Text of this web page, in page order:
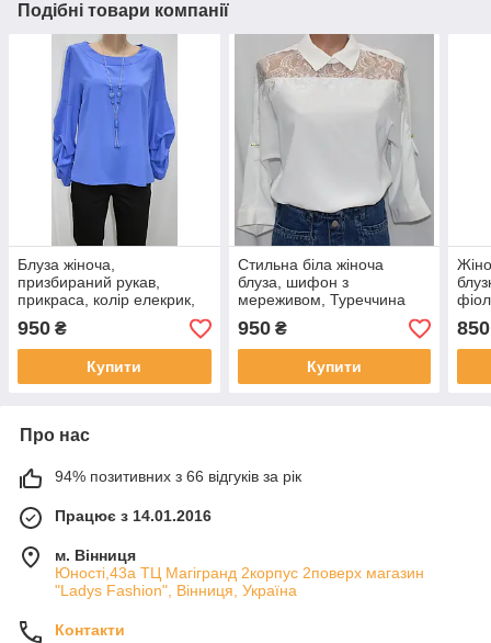
Подібні товари компанії
Блуза жіноча,
призбираний рукав,
прикраса, колір елекрик,
950 ₴
Купити
Стильна біла жіноча
блуза, шифон з
мереживом, Туреччина
950₴
Купити
850
Про нас
94% позитивних з 66 відгуків за рік
Працює з 14.01.2016
м. Вінниця
Юності,43а ТЦ Магігранд 2корпус 2поверх магазин
"Ladys Fashion", Вінниця, Україна
Контакти